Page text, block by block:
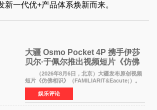
新一代优+产品体系焕新而来。
大疆 Osmo Pocket 4P 携手伊莎
贝尔·于佩尔推出视频短片《仿佛
相识》
（2026年8月6日，北京）大疆发布原创视频
短片《仿佛相识》（FAMILIARIT&Eacute;）。
视频短片由戛纳国际电影节最佳女演员伊莎贝尔·
于佩尔（Isabelle Huppert）主演，全程使用大
疆首款双主摄口
娱乐评论